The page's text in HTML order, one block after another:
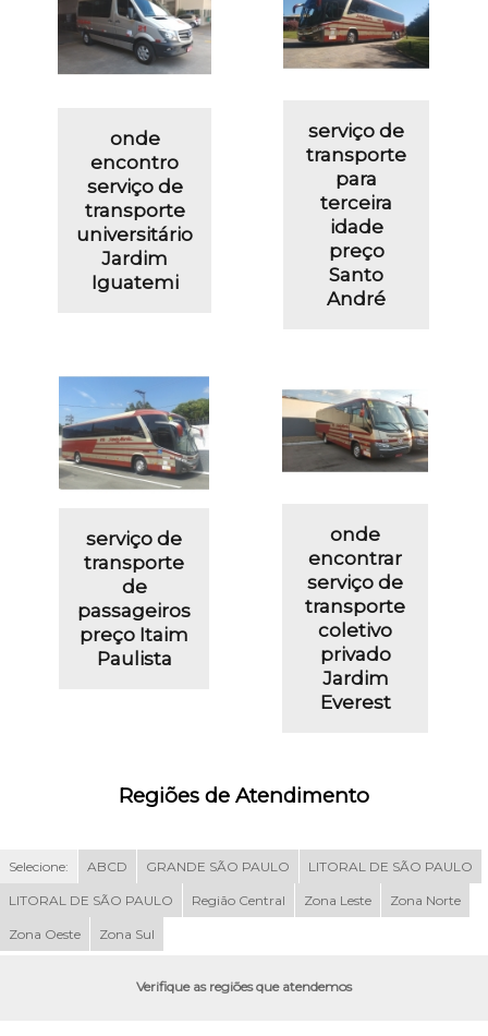
onde
encontro
serviço de
transporte
universitário
Jardim
Iguatemi
serviço de
transporte
para
terceira
idade
preço
Santo
André
serviço de
transporte
de
passageiros
preço Itaim
Paulista
onde
encontrar
serviço de
transporte
coletivo
privado
Jardim
Everest
Regiões de Atendimento
Selecione: ABCD GRANDE SÃO PAULO LITORAL DE SÃO PAULO
LITORAL DE SÃO PAULO Região Central Zona Leste Zona Norte
Zona Oeste Zona Sul
Verifique as regiões que atendemos